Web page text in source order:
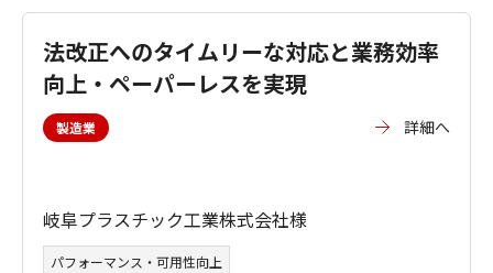
法改正へのタイムリーな対応と業務効率
向上・ペーパーレスを実現
製造業 詳細へ
岐阜プラスチック工業株式会社様
パフォーマンス・可用性向上